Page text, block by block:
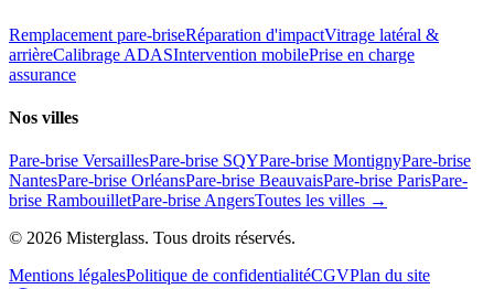
Remplacement pare-briseRéparation d'impactVitrage latéral &
arrièreCalibrage ADASIntervention mobilePrise en charge
assurance
Nos villes
Pare-brise VersaillesPare-brise SQYPare-brise MontignyPare-brise
NantesPare-brise OrléansPare-brise BeauvaisPare-brise ParisPare-
brise RambouilletPare-brise AngersToutes les villes →
© 2026 Misterglass. Tous droits réservés.
Mentions légalesPolitique de confidentialitéCGVPlan du site